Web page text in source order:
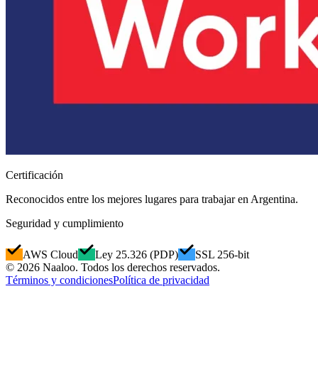
Certificación
Reconocidos entre los mejores lugares para trabajar en Argentina.
Seguridad y cumplimiento
AWS Cloud Ley 25.326 (PDP)
SSL 256-bit
© 2026 Naaloo. Todos los derechos reservados.
Términos y condicionesPolítica de privacidad